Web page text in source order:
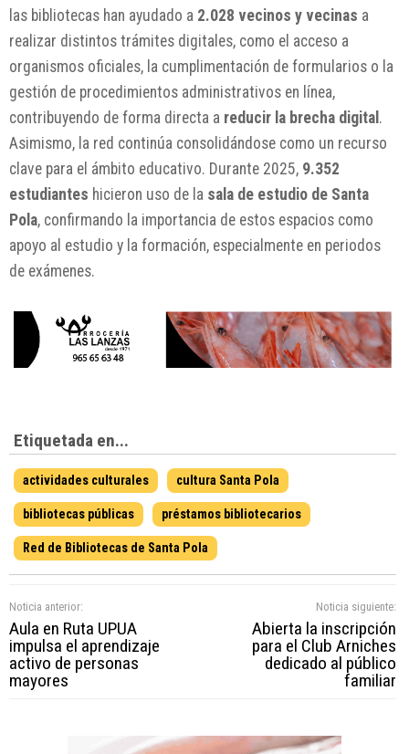
las bibliotecas han ayudado a 2.028 vecinos y vecinas a
realizar distintos trámites digitales, como el acceso a
organismos oficiales, la cumplimentación de formularios o la
gestión de procedimientos administrativos en línea,
contribuyendo de forma directa a reducir la brecha digital .
Asimismo, la red continúa consolidándose como un recurso
clave para el ámbito educativo. Durante 2025, 9.352
estudiantes hicieron uso de la sala de estudio de Santa
Pola, confirmando la importancia de estos espacios como
apoyo al estudio y la formación, especialmente en periodos
de exámenes.
Etiquetada en...
actividades culturales cultura Santa Pola
bibliotecas públicas préstamos bibliotecarios
Red de Bibliotecas de Santa Pola
Noticia anterior:
Aula en Ruta UPUA
impulsa el aprendizaje
activo de personas
mayores
Noticia siguiente:
Abierta la inscripción
para el Club Arniches
dedicado al público
familiar